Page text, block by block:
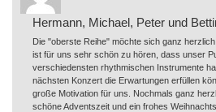
Hermann, Michael, Peter und
Die "oberste Reihe" möchte sich ganz
ist für uns sehr schön zu hören, dass unser
verschiedensten rhythmischen Instrumente
nächsten Konzert die Erwartungen erfüllen
große Motivation für uns. Nochmals ganz
schöne Adventszeit und ein frohes